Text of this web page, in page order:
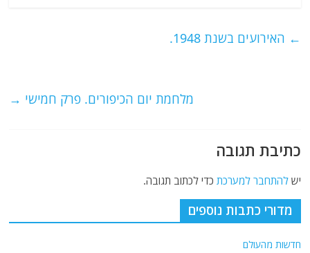
s
g
l
er
o
← האירועים בשנת 1948.
מלחמת יום הכיפורים. פרק חמישי →
כתיבת תגובה
ישלהתחבר למערכת כדי לכתוב תגובה.
מדורי כתבות נוספים
חדשות מהעולם